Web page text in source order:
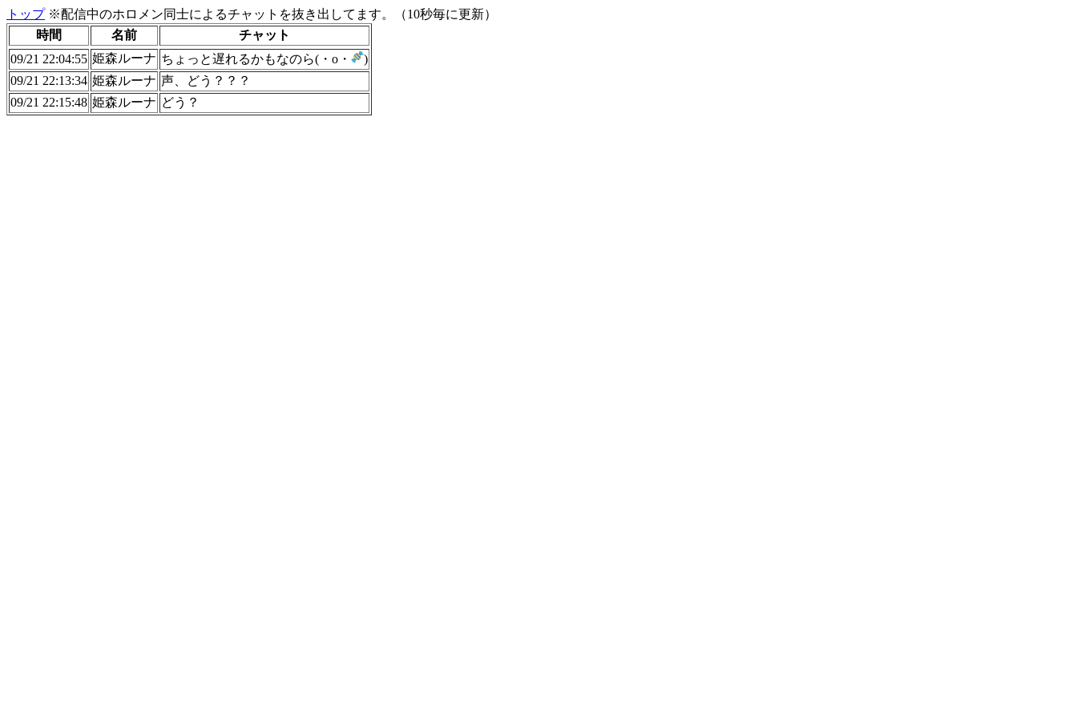
トップ※配信中のホロメン同士によるチャットを抜き出してます。（10秒毎に更新）
時間
名前
チャット
09/21 22:04:55 姫森ルーナ ちょっと遅れるかもなのら(・o・
)
09/21 22:13:34 姫森ルーナ 声、どう？？？
09/21 22:15:48 姫森ルーナ どう？